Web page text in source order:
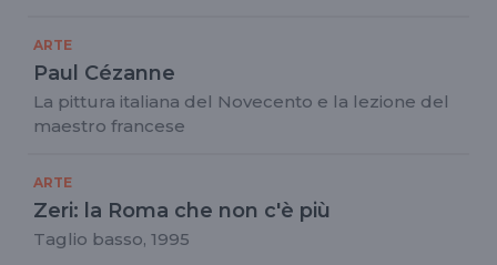
ARTE
Paul Cézanne
La pittura italiana del Novecento e la lezione del
maestro francese
ARTE
Zeri: la Roma che non c'è più
Taglio basso, 1995